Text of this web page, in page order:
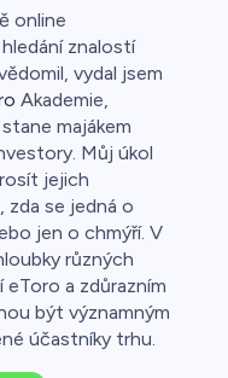
online
znalostí
vydal jsem
Akademie,
majákem
Můj úkol
jejich
zda se jedná o
jen o chmýří. V
různých
eToro a zdůrazním
být významným
účastníky trhu.